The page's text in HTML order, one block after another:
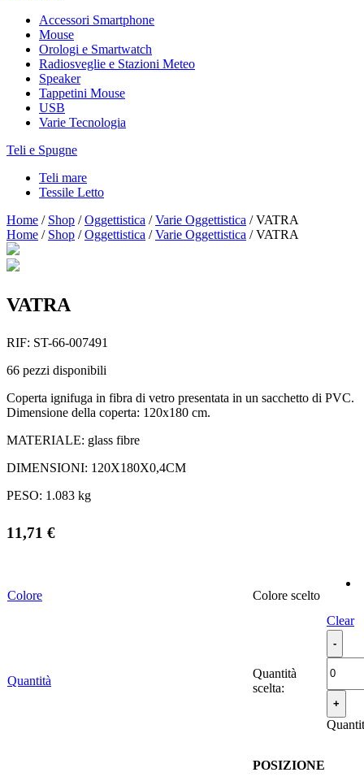
Accessori Smartphone
Mouse
Orologi e Smartwatch
Radiosveglie e Stazioni Meteo
Speaker
Tappetini Mouse
USB
Varie Tecnologia
Teli e Spugne
Teli mare
Tessile Letto
Home / Shop /Oggettistica /Varie Oggettistica /VATRA
Home / Shop /Oggettistica /Varie Oggettistica /VATRA
VATRA
RIF: ST-66-007491
66 pezzi disponibili
Coperta ignifuga in fibra di vetro presentata in un sacchetto di PVC.
Dimensione della coperta: 120x180 cm.
MATERIALE: glass fibre
DIMENSIONI: 120X180X0,4CM
PESO: 1.083 kg
11,71 €
Colore
Colore
Clear
Quantità
Quantità
scelta:
POSIZIONE